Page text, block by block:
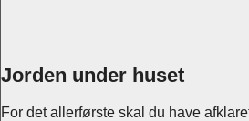
Jorden under huset
For det allerførste skal du have